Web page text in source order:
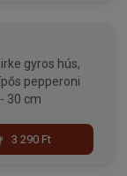
paprika, trappista sajt - 30 cm
3 290 Ft